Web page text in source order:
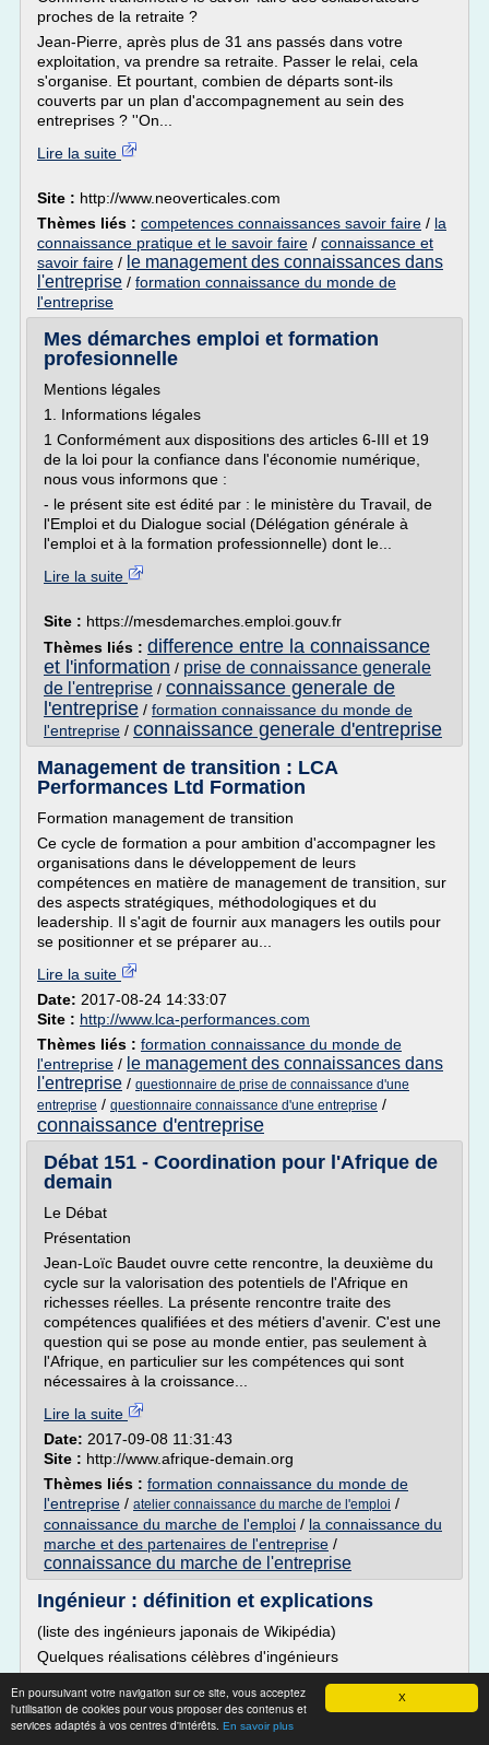
X
En poursuivant votre navigation sur ce site, vous acceptez
l'utilisation de cookies pour vous proposer des contenus et
services adaptés à vos centres d'intérêts. En savoir plus
proches de la retraite ?
Jean-Pierre, après plus de 31 ans passés dans votre
exploitation, va prendre sa retraite. Passer le relai, cela
s'organise. Et pourtant, combien de départs sont-ils
couverts par un plan d'accompagnement au sein des
entreprises ? ''On...
Lire la suite
Site : http://www.neoverticales.com
Thèmes liés : competences connaissances savoir faire / la
connaissance pratique et le savoir faire / connaissance et
savoir faire / le management des connaissances dans
l'entreprise / formation connaissance du monde de
l'entreprise
Mes démarches emploi et formation
profesionnelle
Mentions légales
1. Informations légales
1 Conformément aux dispositions des articles 6-III et 19
de la loi pour la confiance dans l'économie numérique,
nous vous informons que :
- le présent site est édité par : le ministère du Travail, de
l'Emploi et du Dialogue social (Délégation générale à
l'emploi et à la formation professionnelle) dont le...
Lire la suite
Site : https://mesdemarches.emploi.gouv.fr
Thèmes liés : difference entre la connaissance
et l'information / prise de connaissance generale
de l'entreprise / connaissance generale de
l'entreprise / formation connaissance du monde de
l'entreprise / connaissance generale d'entreprise
Management de transition : LCA
Performances Ltd Formation
Formation management de transition
Ce cycle de formation a pour ambition d'accompagner les
organisations dans le développement de leurs
compétences en matière de management de transition, sur
des aspects stratégiques, méthodologiques et du
leadership. Il s'agit de fournir aux managers les outils pour
se positionner et se préparer au...
Lire la suite
Date: 2017-08-24 14:33:07
Site : http://www.lca-performances.com
Thèmes liés : formation connaissance du monde de
l'entreprise / le management des connaissances dans
l'entreprise / questionnaire de prise de connaissance d'une
entreprise / questionnaire connaissance d'une entreprise /
connaissance d'entreprise
Débat 151 - Coordination pour l'Afrique de
demain
Le Débat
Présentation
Jean-Loïc Baudet ouvre cette rencontre, la deuxième du
cycle sur la valorisation des potentiels de l'Afrique en
richesses réelles. La présente rencontre traite des
compétences qualifiées et des métiers d'avenir. C'est une
question qui se pose au monde entier, pas seulement à
l'Afrique, en particulier sur les compétences qui sont
nécessaires à la croissance...
Lire la suite
Date: 2017-09-08 11:31:43
Site : http://www.afrique-demain.org
Thèmes liés : formation connaissance du monde de
l'entreprise / atelier connaissance du marche de l'emploi /
connaissance du marche de l'emploi / la connaissance du
marche et des partenaires de l'entreprise /
connaissance du marche de l'entreprise
Ingénieur : définition et explications
(liste des ingénieurs japonais de Wikipédia)
Quelques réalisations célèbres d'ingénieurs
Premier atterrissage (L'atterrissage désigne, au sens
étymologique, le fait de rejoindre la terre ferme. Le terme
recouvre cependant des notions différentes suivant qu'il est